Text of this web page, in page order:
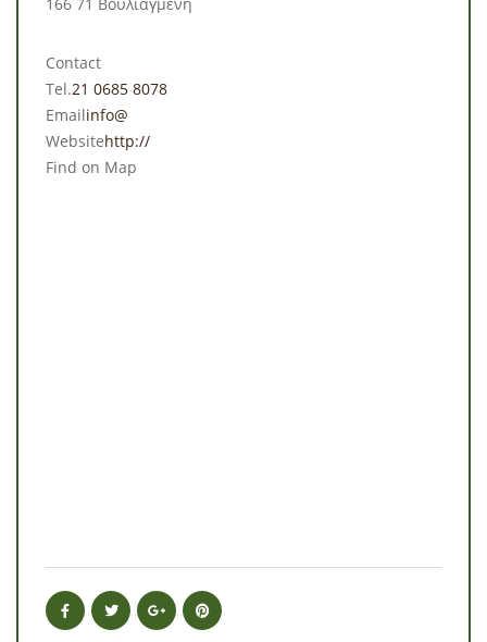
Contact
Tel.21 0685 8078
Emailinfo@
Websitehttp://
Find on Map